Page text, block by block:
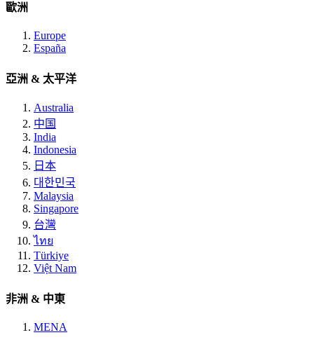
歐洲
Europe
España
亞洲 & 太平洋
Australia
中国
India
Indonesia
日本
대한민국
Malaysia
Singapore
台灣
ไทย
Türkiye
Việt Nam
非洲 & 中東
MENA